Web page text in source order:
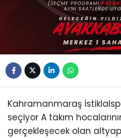
Kahramanmaraş
seçiyor A takım
gerçekleşecek olan